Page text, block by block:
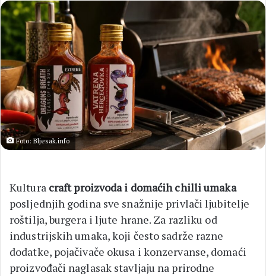
Foto: Bljesak.info
Kultura craft proizvoda i domaćih chilli umaka
posljednjih godina sve snažnije privlači ljubitelje
roštilja, burgera i ljute hrane. Za razliku od
industrijskih umaka, koji često sadrže razne
dodatke, pojačivače okusa i konzervanse, domaći
proizvođači naglasak stavljaju na prirodne